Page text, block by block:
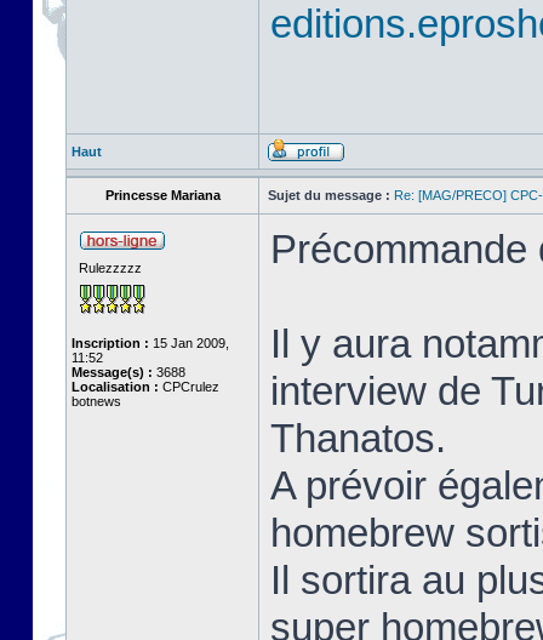
Haut
Princesse Mariana Sujet du message : Re: [MAG/PRECO]
Rulezzzzz
Inscription : 15 Jan 2009,
11:52
Message(s) : 3688
Localisation : CPCrulez
botnews
Précommande
Il y aura
interview de
Thanatos.
A prévoir
homebrew
Il sortira au
super